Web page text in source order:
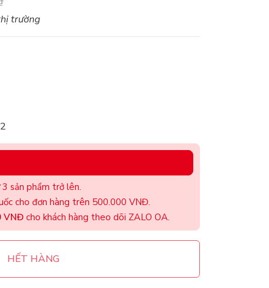
trường
sản phẩm trở lên.
cho đơn hàng trên 500.000 VNĐ.
VNĐ cho khách hàng theo dõi ZALO OA.
HẾT HÀNG